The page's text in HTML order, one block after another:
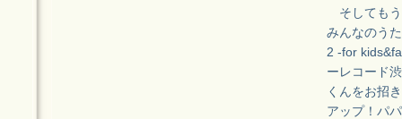
そしてもう
みんなのう
2 -for
ーレコード
くんをお招
アップ！パ